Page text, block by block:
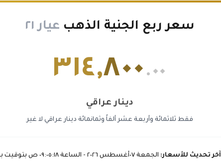
سعر ربع الجنية الذهب عيار ٢١
٣١٤,٨٠٠ .٠٠
دينار عراقي
فقط ثلاثمائة وأربعة عشر ألفاً وثمانمائة دينار عراقي لا غير
آخر تحديث للأسعار: الجمعة ٠٧ أغسطس ٢٠٢٦ - الساعة ٠٩:٠٥:١٨ ص بتوقيت